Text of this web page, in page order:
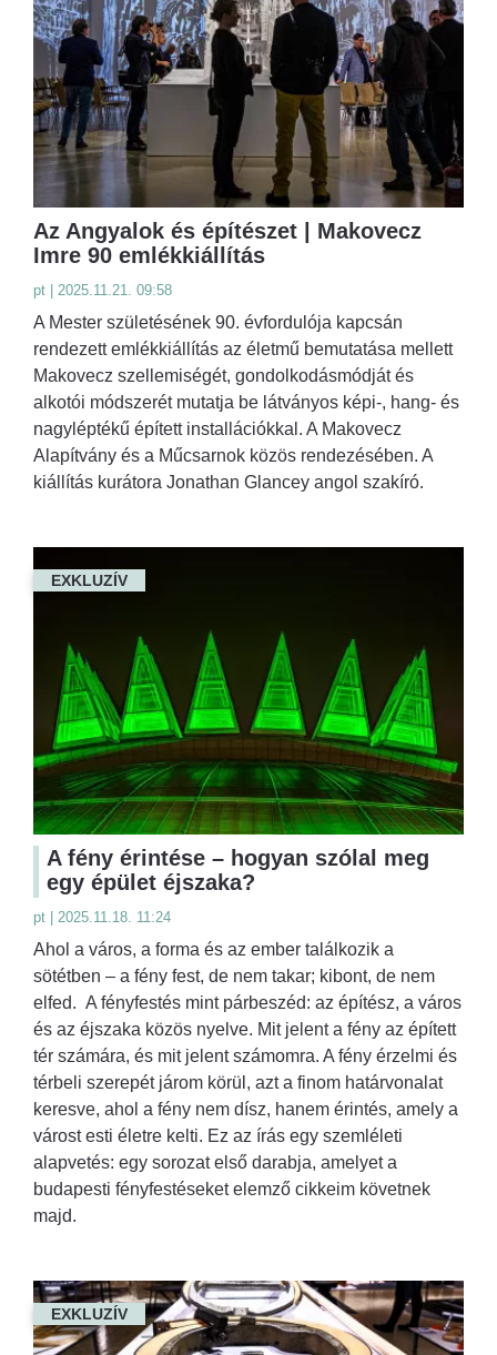
Az Angyalok és építészet | Makovecz
Imre 90 emlékkiállítás
pt | 2025.11.21. 09:58
A Mester születésének 90. évfordulója kapcsán
rendezett emlékkiállítás az életmű bemutatása mellett
Makovecz szellemiségét, gondolkodásmódját és
alkotói módszerét mutatja be látványos képi-, hang- és
nagyléptékű épített installációkkal. A Makovecz
Alapítvány és a Műcsarnok közös rendezésében. A
kiállítás kurátora Jonathan Glancey angol szakíró.
EXKLUZÍV
A fény érintése – hogyan szólal meg
egy épület éjszaka?
pt | 2025.11.18. 11:24
Ahol a város, a forma és az ember találkozik a
sötétben – a fény fest, de nem takar; kibont, de nem
elfed. A fényfestés mint párbeszéd: az építész, a város
és az éjszaka közös nyelve. Mit jelent a fény az épített
tér számára, és mit jelent számomra. A fény érzelmi és
térbeli szerepét járom körül, azt a finom határvonalat
keresve, ahol a fény nem dísz, hanem érintés, amely a
várost esti életre kelti. Ez az írás egy szemléleti
alapvetés: egy sorozat első darabja, amelyet a
budapesti fényfestéseket elemző cikkeim követnek
majd.
EXKLUZÍV